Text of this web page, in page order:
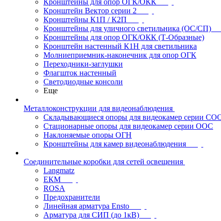
Кронштейны для опор ОГК/ОКК
Кронштейн Вектор серии 2
Кронштейны К1П / К2П
Кронштейны для уличного светильника (ОС/СП)
Кронштейны для опор ОГК/ОКК (Т-Образные)
Кронштейн настенный К1Н для светильника
Молниеприемник-наконечник для опор ОГК
Переходники-заглушки
Флагшток настенный
Светодиодные консоли
Еще
Металлоконструкции для видеонаблюдения
Складывающиеся опоры для видеокамер серии
Стационарные опоры для видеокамер серии ООС
Наклоняемые опоры ОГН
Кронштейны для камер видеонаблюдения
Соединительные коробки для сетей освещения
Langmatz
ЕКМ
ROSA
Предохранители
Линейная арматура Ensto
Арматура для СИП (до 1кВ)